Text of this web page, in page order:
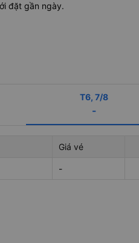
đặt gần ngày.
T6, 7/8
-
Giá vé
-